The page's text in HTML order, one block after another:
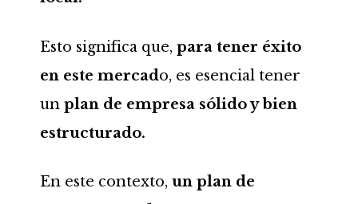
Esto significa que, para tener éxito
en este mercado, es esencial tener
un plan de empresa sólido y bien
estructurado.
En este contexto, un plan de